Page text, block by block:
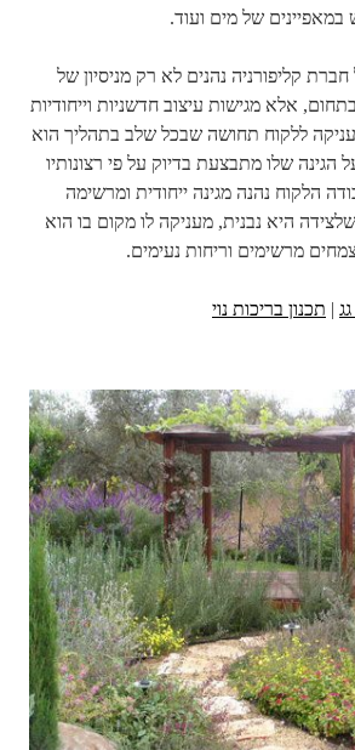
במאפיינים של מים ועוד.
קליפורניה נהנים לא רק מניסיון של
אלא מגישות עיצוב חדשניות וייחודיות
ללקוח תחושה שבכל שלב בתהליך הוא
שלו מתבצעת בדיוק על פי רצונותיו
הלקוח נהנה מגינה ייחודית ומרשימה
היא נבנית, מעניקה לו מקום בו הוא
מרשימים וריחות נעימים.
| תכנון בריכות נוי